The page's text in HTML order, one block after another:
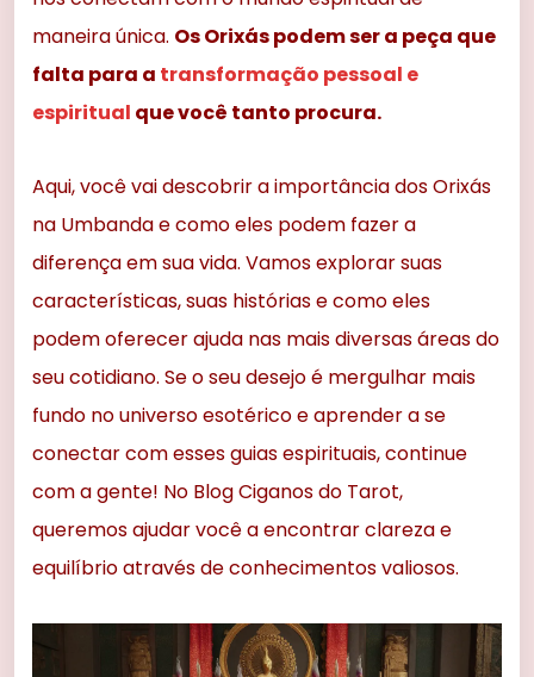
maneira única. Os Orixás podem ser a peça que
falta para a transformação pessoal e
espiritual que você tanto procura.
Aqui, você vai descobrir a importância dos Orixás
na Umbanda e como eles podem fazer a
diferença em sua vida. Vamos explorar suas
características, suas histórias e como eles
podem oferecer ajuda nas mais diversas áreas do
seu cotidiano. Se o seu desejo é mergulhar mais
fundo no universo esotérico e aprender a se
conectar com esses guias espirituais, continue
com a gente! No Blog Ciganos do Tarot,
queremos ajudar você a encontrar clareza e
equilíbrio através de conhecimentos valiosos.